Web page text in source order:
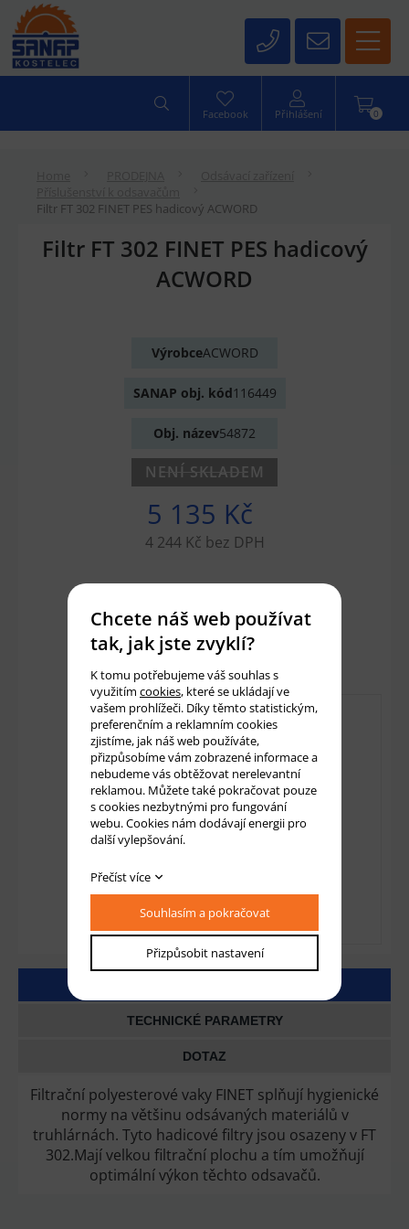
0
Facebook Přihlášení
Filtr FT 302 FINET PES hadicový ACWORD
Filtr FT 302 FINET PES hadicový
ACWORD
VýrobceACWORD
SANAP obj. kód116449
Obj. název54872
NENÍ SKLADEM
5 135 Kč
4 244 Kč bez DPH
Přidat do košíku
TECHNICKÉ PARAMETRY
DOTAZ
Filtrační polyesterové vaky FINET splňují hygienické
normy na většinu odsávaných materiálů v
truhlárnách. Tyto hadicové filtry jsou osazeny v FT
302.Mají velkou filtrační plochu a tím umožňují
optimální výkon těchto odsavačů.
Chcete náš web používat
tak, jak jste zvyklí?
K tomu potřebujeme váš souhlas s
využitím cookies, které se ukládají ve
vašem prohlížeči. Díky těmto statistickým,
preferenčním a reklamním cookies
zjistíme, jak náš web používáte,
přizpůsobíme vám zobrazené informace a
nebudeme vás obtěžovat nerelevantní
reklamou. Můžete také pokračovat pouze
s cookies nezbytnými pro fungování
webu. Cookies nám dodávají energii pro
další vylepšování.
Přečíst více
Souhlasím a pokračovat
Přizpůsobit nastavení